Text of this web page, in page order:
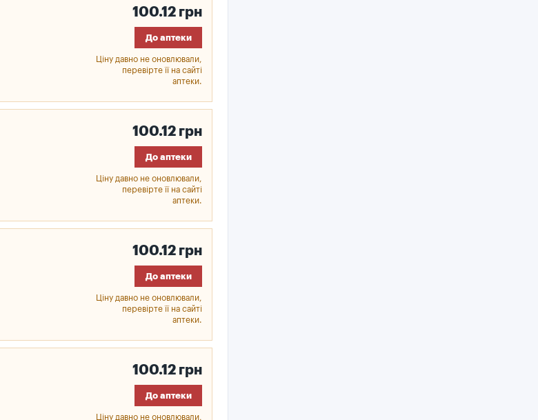
100.12 грн
До аптеки
Ціну давно не оновлювали,
перевірте її на сайті
аптеки.
100.12 грн
До аптеки
Ціну давно не оновлювали,
перевірте її на сайті
аптеки.
100.12 грн
До аптеки
Ціну давно не оновлювали,
перевірте її на сайті
аптеки.
100.12 грн
До аптеки
Ціну давно не оновлювали,